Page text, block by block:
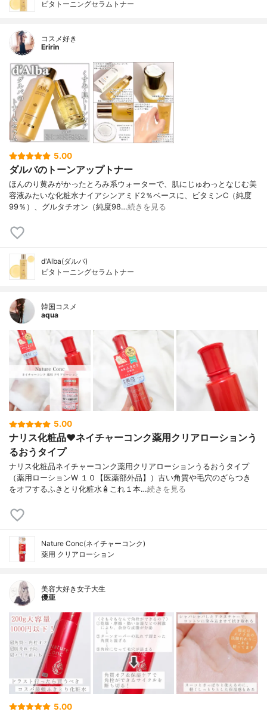
ビタトーニングセラムトナー
コスメ好き
Eririn
5.00
ダルバのトーンアップトナー
ほんのり黄みがかったとろみ系ウォーターで、肌にじゅわっとなじむ美
容液みたいな化粧水ナイアシンアミド2％ベースに、ビタミンC（純度
99％）、グルタチオン（純度98…続きを見る
d'Alba(ダルバ)
ビタトーニングセラムトナー
韓国コスメ
aqua
5.00
ナリス化粧品❤️ネイチャーコンク薬用クリアローションう
るおうタイプ
ナリス化粧品ネイチャーコンク薬用クリアローションうるおうタイプ
（薬用ローションW １０【医薬部外品】）古い角質や毛穴のざらつき
をオフするふきとり化粧水🧴これ１本…続きを見る
Nature Conc(ネイチャーコンク)
薬用 クリアローション
美容大好き女子大生
優亜
5.00